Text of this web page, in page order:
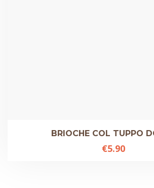
BRIOCHE COL TUPPO
€5.90